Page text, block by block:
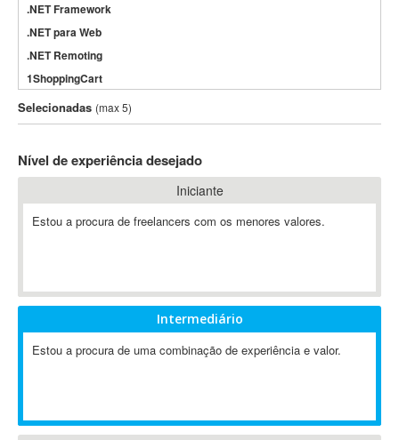
.NET Framework
.NET para Web
.NET Remoting
1ShoppingCart
3DS Max
3GSM
802.11
A-GPS
ABAP
Abaqus
ABBYY FineReader
Ableton
Selecionadas (max 5)
Nível de experiência desejado
Iniciante
Estou a procura de freelancers com os menores valores.
Intermediário
Estou a procura de uma combinação de experiência e valor.